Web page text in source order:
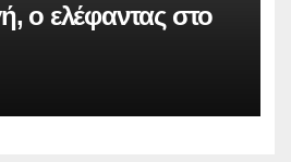
ο ελέφαντας στο